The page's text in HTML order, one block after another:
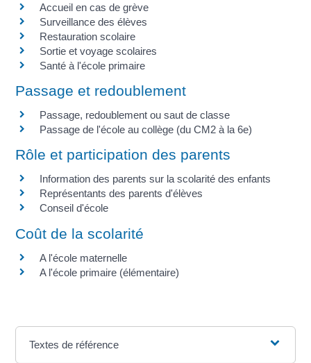
Accueil en cas de grève
Surveillance des élèves
Restauration scolaire
Sortie et voyage scolaires
Santé à l'école primaire
Passage et redoublement
Passage, redoublement ou saut de classe
Passage de l'école au collège (du CM2 à la 6e)
Rôle et participation des parents
Information des parents sur la scolarité des enfants
Représentants des parents d'élèves
Conseil d'école
Coût de la scolarité
A l'école maternelle
A l'école primaire (élémentaire)
Textes de référence